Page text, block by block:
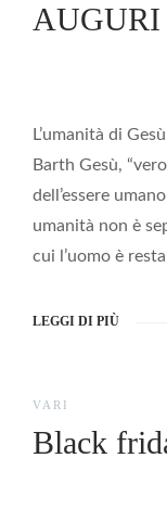
AUGURI
L’umanità di
Barth Gesù,
dell’essere
umanità non è
cui l’uomo è
LEGGI DI PIÙ
VARI
Black